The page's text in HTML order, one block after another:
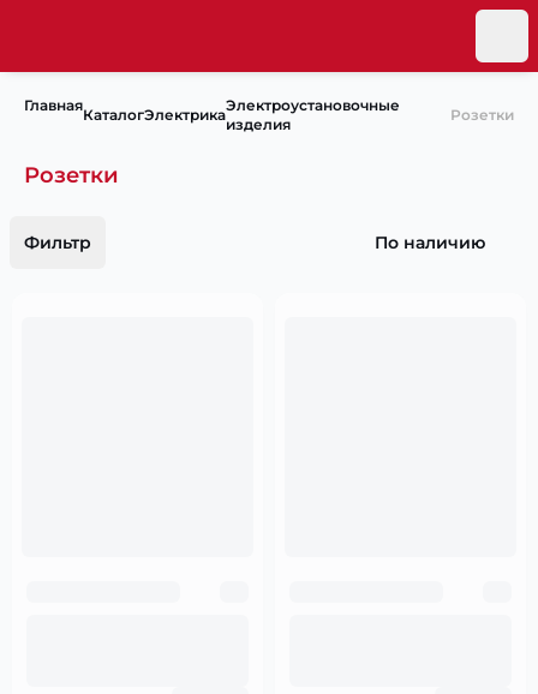
Главная
КаталогЭлектрика
Электроустановочные
изделия
Розетки
Розетки
Фильтр По наличию